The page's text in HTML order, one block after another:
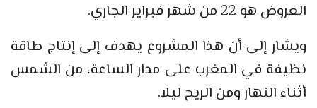
العروض هو 22 من شهر فبراير الجاري.
ويشار إلى أن هذا المشروع يهدف إلى إنتاج طاقة
نظيفة في المغرب على مدار الساعة، من الشمس
أثناء النهار ومن الريح ليلا.